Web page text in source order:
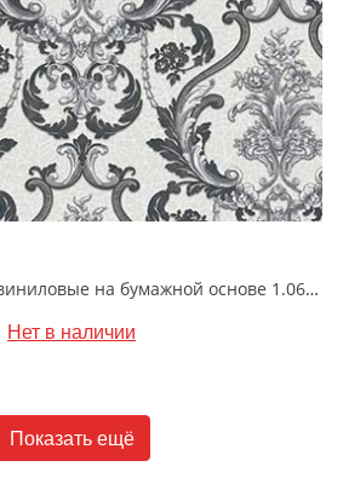
81077-4 Bonito Обои виниловые на бумажной основе 1.06*15.5
Нет в наличии
Показать ещё